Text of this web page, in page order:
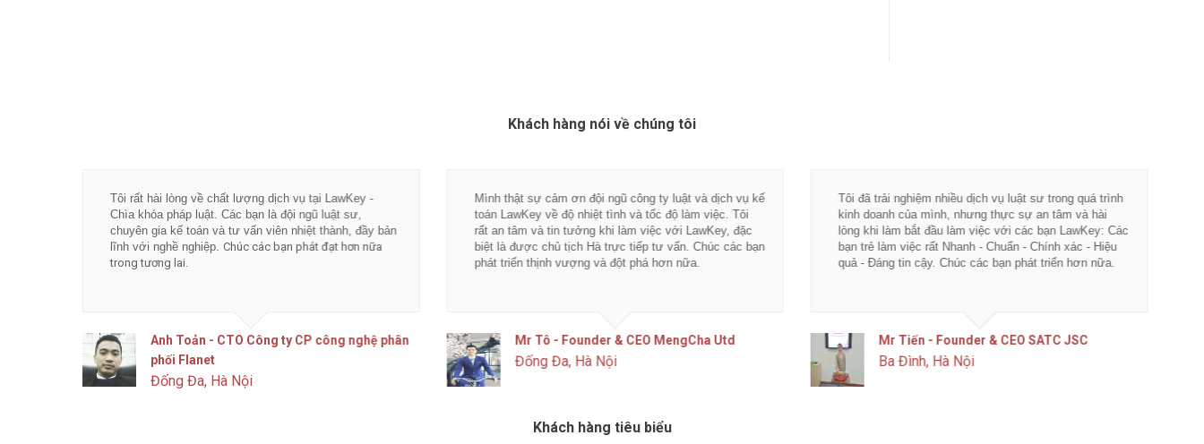
Khách hàng nói về chúng tôi
Tôi rất hài lòng về chất lượng dịch vụ tại LawKey -
Chìa khóa pháp luật. Các bạn là đội ngũ luật sư,
chuyên gia kế toán và tư vấn viên nhiệt thành, đầy bản
lĩnh với nghề nghiệp.Chúc các bạn phát đạt hơn nữa
trong tương lai.
Anh Toản - CTO Công ty CP công nghệ phân
phối Flanet
Đống Đa, Hà Nội
Mình thật sự cảm ơn đội ngũ công ty luật và dịch vụ kế
toán LawKey về độ nhiệt tình và tốc độ làm việc. Tôi
rất an tâm và tin tưởng khi làm việc với LawKey, đặc
biệt là được chủ tịch Hà trực tiếp tư vấn. Chúc các bạn
phát triển thịnh vượng và đột phá hơn nữa.
Mr Tô - Founder & CEO MengCha Utd
Đống Đa, Hà Nội
Tôi đã trải nghiệm nhiều dịch vụ luật sư trong quá trình
kinh doanh của mình, nhưng thực sự an tâm và hài
lòng khi làm bắt đầu làm việc với các bạn LawKey: Các
bạn trẻ làm việc rất Nhanh - Chuẩn - Chính xác - Hiệu
quả - Đáng tin cậy. Chúc các bạn phát triển hơn nữa.
Mr Tiến - Founder & CEO SATC JSC
Ba Đình, Hà Nội
Khách hàng tiêu biểu